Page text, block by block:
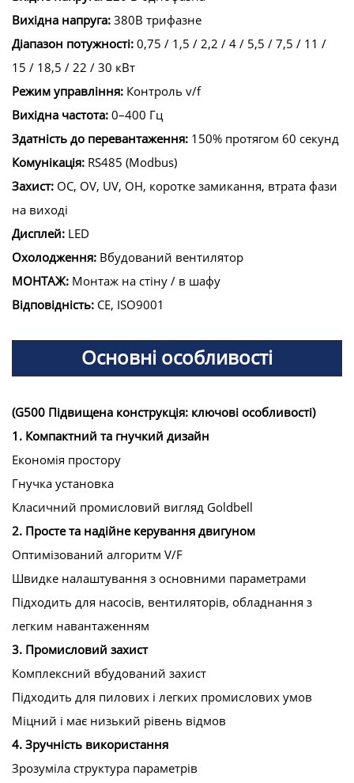
Вихідна напруга: 380В трифазне
Діапазон потужності: 0,75 / 1,5 / 2,2 / 4 / 5,5 / 7,5 / 11 /
15 / 18,5 / 22 / 30 кВт
Режим управління: Контроль v/f
Вихідна частота: 0–400 Гц
Здатність до перевантаження: 150% протягом 60 секунд
Комунікація: RS485 (Modbus)
Захист: OC, OV, UV, OH, коротке замикання, втрата фази
на виході
Дисплей: LED
Охолодження: Вбудований вентилятор
МОНТАЖ: Монтаж на стіну / в шафу
Відповідність: CE, ISO9001
Основні особливості
(G500 Підвищена конструкція: ключові особливості)
1. Компактний та гнучкий дизайн
Економія простору
Гнучка установка
Класичний промисловий вигляд Goldbell
2. Просте та надійне керування двигуном
Оптимізований алгоритм V/F
Швидке налаштування з основними параметрами
Підходить для насосів, вентиляторів, обладнання з
легким навантаженням
3. Промисловий захист
Комплексний вбудований захист
Підходить для пилових і легких промислових умов
Міцний і має низький рівень відмов
4. Зручність використання
Зрозуміла структура параметрів